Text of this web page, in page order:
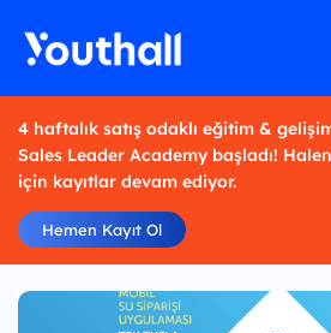
4 haftalık satış odaklı eğitim &
Sales Leader Academy başladı!
için kayıtlar devam ediyor.
Hemen Kayıt Ol